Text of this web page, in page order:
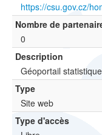
?
https://csu.gov.cz/
Nombre de
0
Description
Géoportail statistique
Type
Site web
Type d'accès